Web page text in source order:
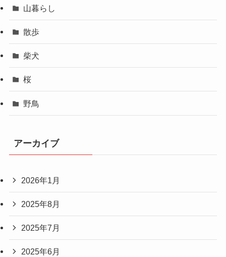
山暮らし
散歩
柴犬
桜
野鳥
アーカイブ
2026年1月
2025年8月
2025年7月
2025年6月